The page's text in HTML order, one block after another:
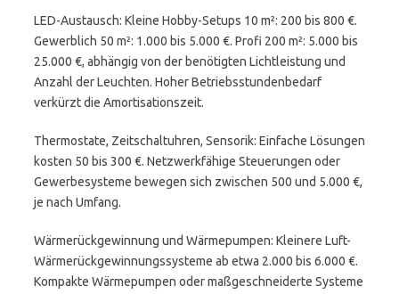
LED-Austausch: Kleine Hobby-Setups 10 m²: 200 bis 800 €.
Gewerblich 50 m²: 1.000 bis 5.000 €. Profi 200 m²: 5.000 bis
25.000 €, abhängig von der benötigten Lichtleistung und
Anzahl der Leuchten. Hoher Betriebsstundenbedarf
verkürzt die Amortisationszeit.
Thermostate, Zeitschaltuhren, Sensorik: Einfache Lösungen
kosten 50 bis 300 €. Netzwerkfähige Steuerungen oder
Gewerbesysteme bewegen sich zwischen 500 und 5.000 €,
je nach Umfang.
Wärmerückgewinnung und Wärmepumpen: Kleinere Luft-
Wärmerückgewinnungssysteme ab etwa 2.000 bis 6.000 €.
Kompakte Wärmepumpen oder maßgeschneiderte Systeme